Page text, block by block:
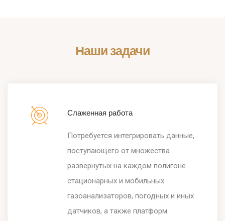
Наши задачи
Слаженная работа
Потребуется интегрировать данные,
поступающего от множества
развёрнутых на каждом полигоне
стационарных и мобильных
газоанализаторов, погодных и иных
датчиков, а также платформ